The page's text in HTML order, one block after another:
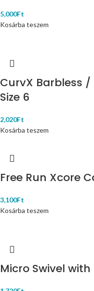
5,000Ft
Kosárba teszem
CurvX Barbless
Size 6
2,020Ft
Kosárba teszem
Free Run Xcore
3,100Ft
Kosárba teszem
Micro Swivel